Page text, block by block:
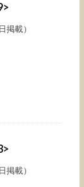
載）
載）